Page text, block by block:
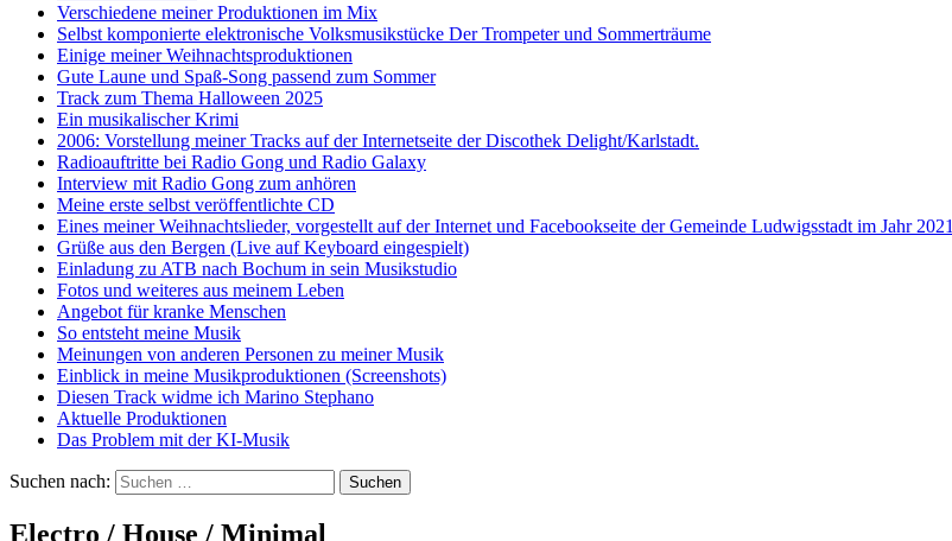
Verschiedene meiner Produktionen im Mix
Selbst komponierte elektronische Volksmusikstücke Der Trompeter und Sommerträume
Einige meiner Weihnachtsproduktionen
Gute Laune und Spaß-Song passend zum Sommer
Track zum Thema Halloween 2025
Ein musikalischer Krimi
2006: Vorstellung meiner Tracks auf der Internetseite der Discothek Delight/Karlstadt.
Radioauftritte bei Radio Gong und Radio Galaxy
Interview mit Radio Gong zum anhören
Meine erste selbst veröffentlichte CD
Eines meiner Weihnachtslieder, vorgestellt auf der Internet und Facebookseite der Gemeinde Ludwigsstadt im Jahr 2021
Grüße aus den Bergen (Live auf Keyboard eingespielt)
Einladung zu ATB nach Bochum in sein Musikstudio
Fotos und weiteres aus meinem Leben
Angebot für kranke Menschen
So entsteht meine Musik
Meinungen von anderen Personen zu meiner Musik
Einblick in meine Musikproduktionen (Screenshots)
Diesen Track widme ich Marino Stephano
Aktuelle Produktionen
Das Problem mit der KI-Musik
Suchen nach:
Electro / House / Minimal